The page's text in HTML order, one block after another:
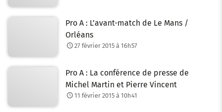
Pro A : L’avant-match de Le Mans /
Orléans
27 février 2015 à 16h57
Pro A : La conférence de presse de
Michel Martin et Pierre Vincent
11 février 2015 à 10h41